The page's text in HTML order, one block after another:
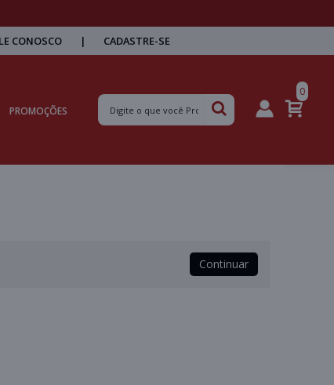
CONOSCO | CADASTRE-SE
PROMOÇÕES
0
Continuar